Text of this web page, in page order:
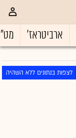
ארביטראז'
לצפות בנתונים ללא השהיה